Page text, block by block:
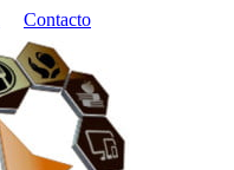
Contacto